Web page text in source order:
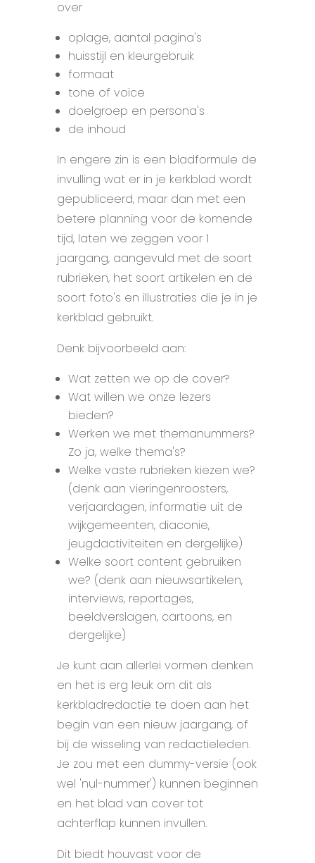
over
oplage, aantal pagina's
huisstijl en kleurgebruik
formaat
tone of voice
doelgroep en persona's
de inhoud
In engere zin is een bladformule de
invulling wat er in je kerkblad wordt
gepubliceerd, maar dan met een
betere planning voor de komende
tijd, laten we zeggen voor 1
jaargang, aangevuld met de soort
rubrieken, het soort artikelen en de
soort foto's en illustraties die je in je
kerkblad gebruikt.
Denk bijvoorbeeld aan:
Wat zetten we op de cover?
Wat willen we onze lezers
bieden?
Werken we met themanummers?
Zo ja, welke thema's?
Welke vaste rubrieken kiezen we?
(denk aan vieringenroosters,
verjaardagen, informatie uit de
wijkgemeenten, diaconie,
jeugdactiviteiten en dergelijke)
Welke soort content gebruiken
we? (denk aan nieuwsartikelen,
interviews, reportages,
beeldverslagen, cartoons, en
dergelijke)
Je kunt aan allerlei vormen denken
en het is erg leuk om dit als
kerkbladredactie te doen aan het
begin van een nieuw jaargang, of
bij de wisseling van redactieleden.
Je zou met een dummy-versie (ook
wel 'nul-nummer') kunnen beginnen
en het blad van cover tot
achterflap kunnen invullen.
Dit biedt houvast voor de